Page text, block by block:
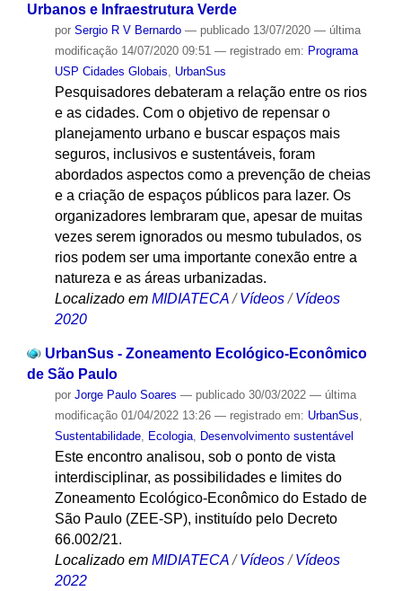
Urbanos e Infraestrutura Verde
por Sergio R V Bernardo — publicado13/07/2020 — última
modificação14/07/2020 09:51 — registrado em: Programa
USP Cidades Globais
UrbanSus
Pesquisadores debateram a relação entre os rios
e as cidades. Com o objetivo de repensar o
planejamento urbano e buscar espaços mais
seguros, inclusivos e sustentáveis, foram
abordados aspectos como a prevenção de cheias
e a criação de espaços públicos para lazer. Os
organizadores lembraram que, apesar de muitas
vezes serem ignorados ou mesmo tubulados, os
rios podem ser uma importante conexão entre a
natureza e as áreas urbanizadas.
Localizado em MIDIATECA /Vídeos /Vídeos
2020
UrbanSus - Zoneamento Ecológico-Econômico
de São Paulo
por Jorge Paulo Soares — publicado30/03/2022 — última
modificação01/04/2022 13:26 — registrado em: UrbanSus,
Sustentabilidade, Ecologia, Desenvolvimento sustentável
Este encontro analisou, sob o ponto de vista
interdisciplinar, as possibilidades e limites do
Zoneamento Ecológico-Econômico do Estado de
São Paulo (ZEE-SP), instituído pelo Decreto
66.002/21.
Localizado em MIDIATECA /Vídeos /Vídeos
2022